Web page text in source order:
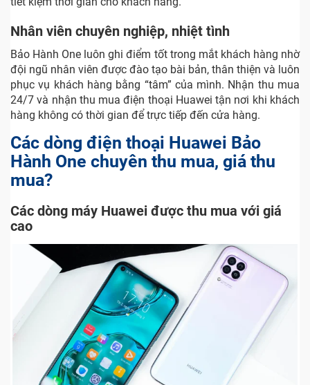
Nhân viên chuyên nghiệp, nhiệt tình
Bảo Hành One luôn ghi điểm tốt trong mắt khách hàng nhờ
đội ngũ nhân viên được đào tạo bài bản, thân thiện và luôn
phục vụ khách hàng bằng “tâm” của mình. Nhận thu mua
24/7 và nhận thu mua điện thoại Huawei tận nơi khi khách
hàng không có thời gian để trực tiếp đến cửa hàng.
Các dòng điện thoại Huawei Bảo
Hành One chuyên thu mua, giá thu
mua?
Các dòng máy Huawei được thu mua với giá
cao